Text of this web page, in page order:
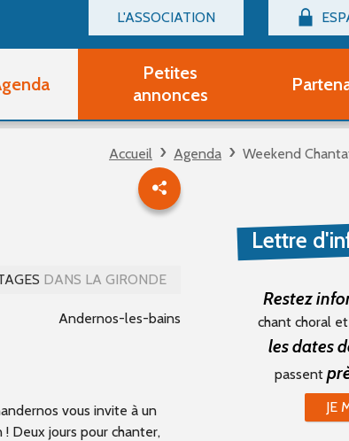
L'ASSOCIATION
Billetterie
Devenir adhérent Groupe Vocal
Devenir adhérent Partenaire
Ouvrir un compte Découverte
Questions fréquentes
Petites
annonces
Partitions d'occasion
Autres
Accueil Agenda Weekend
DANS LA GIRONDE
Andernos-les-bains
vous invite à un
Deux jours pour chanter,
Lettre
Restez
chant choral
les dates
passent
JE